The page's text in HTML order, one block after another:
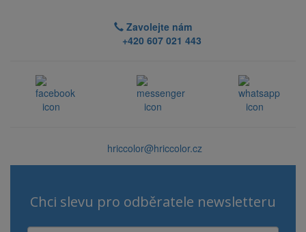
Zavolejte nám
+420 607 021 443
hriccolor@hriccolor.cz
Chci slevu pro odběratele newsletteru